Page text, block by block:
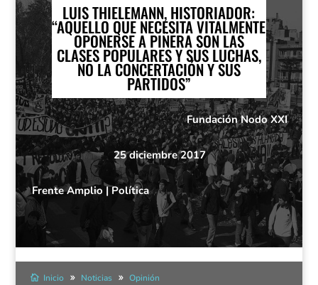
LUIS THIELEMANN, HISTORIADOR:
“AQUELLO QUE NECESITA VITALMENTE
OPONERSE A PIÑERA SON LAS
CLASES POPULARES Y SUS LUCHAS,
NO LA CONCERTACIÓN Y SUS
PARTIDOS”
Fundación Nodo XXI
25 diciembre 2017
Frente Amplio|Política
Inicio Noticias
Opinión